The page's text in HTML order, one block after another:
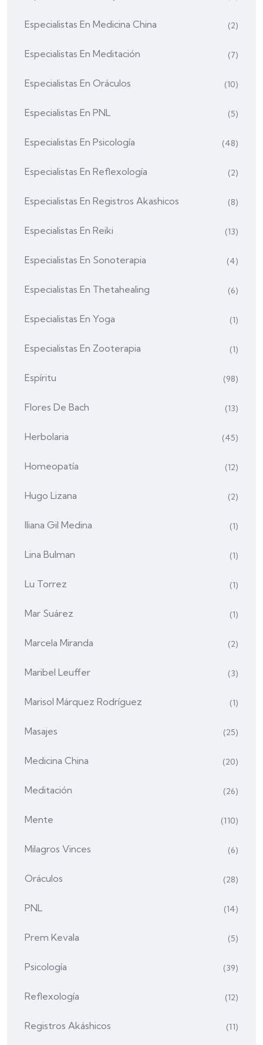
Especialistas En Medicina China (2)
Especialistas En Meditación (7)
Especialistas En Oráculos (10)
Especialistas En PNL (5)
Especialistas En Psicología (48)
Especialistas En Reflexología (2)
Especialistas En Registros Akashicos (8)
Especialistas En Reiki (13)
Especialistas En Sonoterapia (4)
Especialistas En Thetahealing (6)
Especialistas En Yoga (1)
Especialistas En Zooterapia (1)
Espíritu (98)
Flores De Bach (13)
Herbolaria (45)
Homeopatía (12)
Hugo Lizana (2)
Iliana Gil Medina (1)
Lina Bulman (1)
Lu Torrez (1)
Mar Suárez (1)
Marcela Miranda (2)
Maribel Leuffer (3)
Marisol Márquez Rodríguez (1)
Masajes (25)
Medicina China (20)
Meditación (26)
Mente (110)
Milagros Vinces (6)
Oráculos (28)
PNL (14)
Prem Kevala (5)
Psicología (39)
Reflexología (12)
Registros Akáshicos (11)